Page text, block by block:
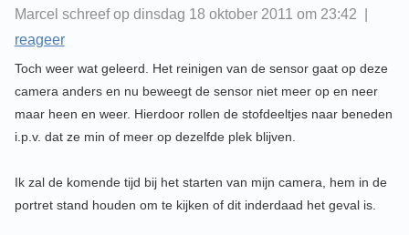
Marcel schreef op dinsdag 18 oktober 2011 om 23:42 |
reageer
Toch weer wat geleerd. Het reinigen van de sensor gaat op deze
camera anders en nu beweegt de sensor niet meer op en neer
maar heen en weer. Hierdoor rollen de stofdeeltjes naar beneden
i.p.v. dat ze min of meer op dezelfde plek blijven.
Ik zal de komende tijd bij het starten van mijn camera, hem in de
portret stand houden om te kijken of dit inderdaad het geval is.